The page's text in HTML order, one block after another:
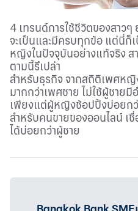
4 เทรนด์การใช้ชีวิตของสาว
จะเป็นและมีครบทุกข้อ แต่นี่ก็
หญิงในปัจจุบันอย่างแท้จริง ส
ตามนี้รึเปล่า
สำหรับธุรกิจ จากสถิติเพศหญิ
มากกว่าเพศชาย ไม่ใช้ผู้ชายมี
เพียงแต่ผู้หญิงช้อปปิ้งบ่อยกว่
สำหรับคนขายของออนไลน์ เ
ได้บ่อยกว่าผู้ชาย